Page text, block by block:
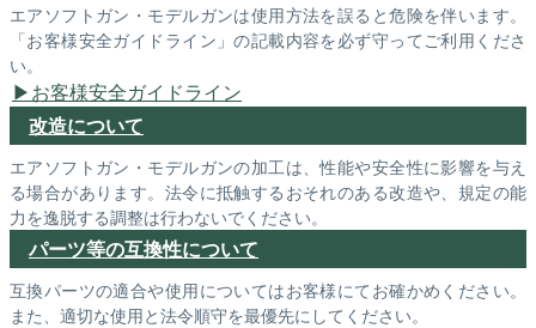
エアソフトガン・モデルガンは使用方法を誤ると危険を伴います。
「お客様安全ガイドライン」の記載内容を必ず守ってご利用くださ
い。
お客様安全ガイドライン
改造について
エアソフトガン・モデルガンの加工は、性能や安全性に影響を与え
る場合があります。法令に抵触するおそれのある改造や、規定の能
力を逸脱する調整は行わないでください。
パーツ等の互換性について
互換パーツの適合や使用についてはお客様にてお確かめください。
また、適切な使用と法令順守を最優先にしてください。